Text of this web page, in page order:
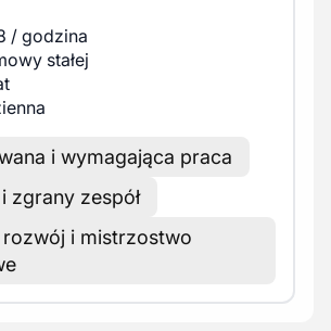
/ godzina
stałej
i wymagająca praca
zgrany zespół
i mistrzostwo